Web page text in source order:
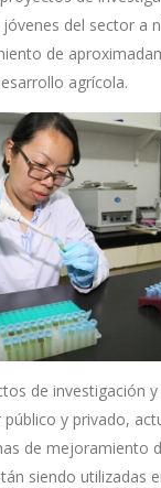
del sector a
de
agrícola.
de investigación
y privado,
de mejoramiento
siendo utilizadas